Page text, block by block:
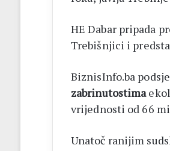
HE Dabar pripada
Trebišnjici i
BiznisInfo.ba
zabrinutostima
vrijednosti od 66
Unatoč ranijim